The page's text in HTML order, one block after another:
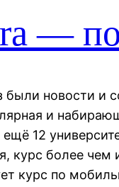
—
были новости и
и
12
курс более чем
курс по